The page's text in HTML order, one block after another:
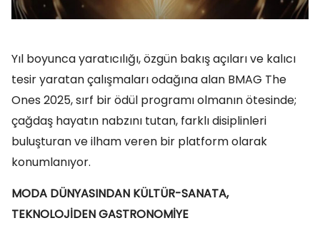
Yıl boyunca yaratıcılığı, özgün bakış açıları ve kalıcı
tesir yaratan çalışmaları odağına alan BMAG The
Ones 2025, sırf bir ödül programı olmanın ötesinde;
çağdaş hayatın nabzını tutan, farklı disiplinleri
buluşturan ve ilham veren bir platform olarak
konumlanıyor.
MODA DÜNYASINDAN KÜLTÜR-SANATA,
TEKNOLOJİDEN GASTRONOMİYE